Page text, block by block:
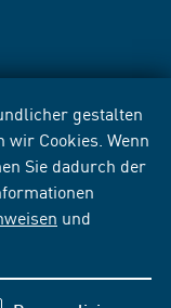
gestalten
Cookies. Wenn
Sie dadurch der
und